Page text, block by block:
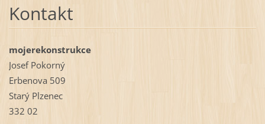
Kontakt
mojerekonstrukce
Josef Pokorný
Erbenova 509
Starý Plzenec
332 02